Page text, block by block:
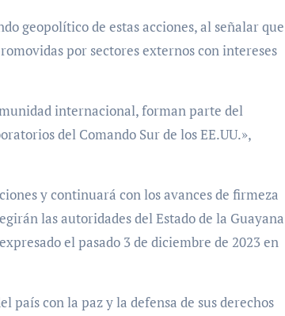
geopolítico de estas acciones, al señalar que
por sectores externos con intereses
internacional, forman parte del
del Comando Sur de los EE.UU.»,
y continuará con los avances de firmeza
las autoridades del Estado de la Guayana
el pasado 3 de diciembre de 2023 en
con la paz y la defensa de sus derechos